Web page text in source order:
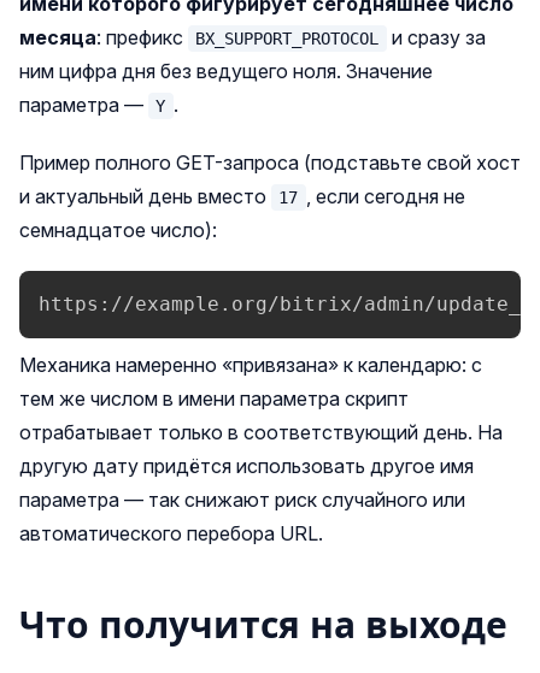
месяца: префикс BX_SUPPORT_PROTOCOL
и сразу за
ним цифра дня без ведущего ноля. Значение
параметра —
Y .
Пример полного GET-запроса (подставьте свой хост
и актуальный день вместо
17 , если сегодня не
семнадцатое число):
https://example.org/bitrix/admin/
Механика намеренно «привязана» к календарю: с
тем же числом в имени параметра скрипт
отрабатывает только в соответствующий день. На
другую дату придётся использовать другое имя
параметра — так снижают риск случайного или
автоматического перебора URL.
Что получится на выходе